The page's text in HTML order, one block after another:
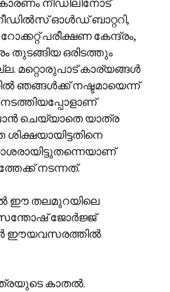
നീഡിലിനോട്
ഓള്‍ഡ് ബാറ്ററി,
പരീക്ഷണ കേന്ദ്രം,
തുടങ്ങിയ ഒരിടത്തും
മറ്റൊരുപാട് കാര്യങ്ങള്‍
ഞങ്ങള്‍ക്ക് നഷ്ടമായെന്ന്
നടത്തിയപ്പോളാണ്
ചെയ്യാതെ യാത്ര
നടന്നത്.
ഈ തലമുറയിലെ
ജോര്‍ജ്ജ്
ഈയവസരത്തില്‍
കാതല്‍.